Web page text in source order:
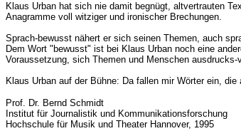
Klaus Urban hat sich nie damit begnügt, altvertrauten
Anagramme voll witziger und ironischer Brechungen.
Sprach-bewusst nähert er sich seinen Themen, auch
Dem Wort "bewusst" ist bei Klaus Urban noch eine
Voraussetzung, sich Themen und Menschen
Klaus Urban auf der Bühne: Da fallen mir Wörter ein,
Prof. Dr. Bernd Schmidt
Institut für Journalistik und Kommunikationsforschung
Hochschule für Musik und Theater Hannover, 1995